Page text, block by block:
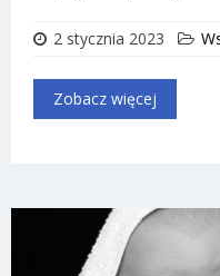
2 stycznia 2023
Zobacz więcej